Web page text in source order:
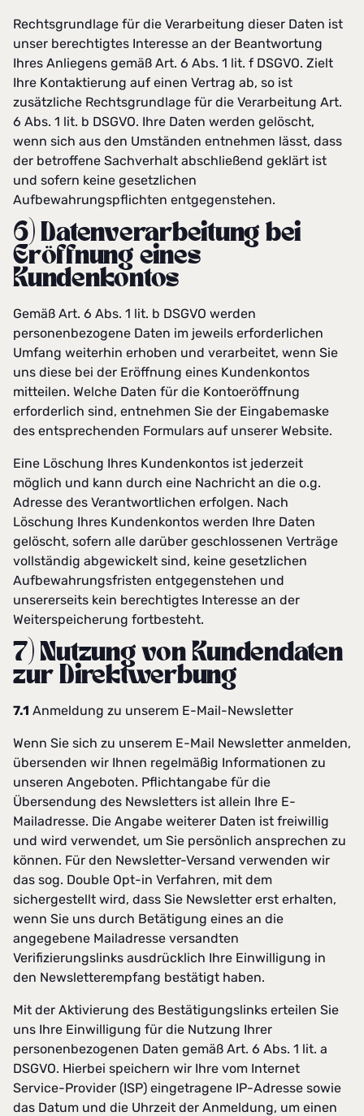
Rechtsgrundlage für die Verarbeitung dieser Daten ist
unser berechtigtes Interesse an der Beantwortung
Ihres Anliegens gemäß Art. 6 Abs. 1 lit. f DSGVO. Zielt
Ihre Kontaktierung auf einen Vertrag ab, so ist
zusätzliche Rechtsgrundlage für die Verarbeitung Art.
6 Abs. 1 lit. b DSGVO. Ihre Daten werden gelöscht,
wenn sich aus den Umständen entnehmen lässt, dass
der betroffene Sachverhalt abschließend geklärt ist
und sofern keine gesetzlichen
Aufbewahrungspflichten entgegenstehen.
6) Datenverarbeitung bei
Eröffnung eines
Kundenkontos
Gemäß Art. 6 Abs. 1 lit. b DSGVO werden
personenbezogene Daten im jeweils erforderlichen
Umfang weiterhin erhoben und verarbeitet, wenn Sie
uns diese bei der Eröffnung eines Kundenkontos
mitteilen. Welche Daten für die Kontoeröffnung
erforderlich sind, entnehmen Sie der Eingabemaske
des entsprechenden Formulars auf unserer Website.
Eine Löschung Ihres Kundenkontos ist jederzeit
möglich und kann durch eine Nachricht an die o.g.
Adresse des Verantwortlichen erfolgen. Nach
Löschung Ihres Kundenkontos werden Ihre Daten
gelöscht, sofern alle darüber geschlossenen Verträge
vollständig abgewickelt sind, keine gesetzlichen
Aufbewahrungsfristen entgegenstehen und
unsererseits kein berechtigtes Interesse an der
Weiterspeicherung fortbesteht.
7) Nutzung von Kundendaten
zur Direktwerbung
7.1 Anmeldung zu unserem E-Mail-Newsletter
Wenn Sie sich zu unserem E-Mail Newsletter anmelden,
übersenden wir Ihnen regelmäßig Informationen zu
unseren Angeboten. Pflichtangabe für die
Übersendung des Newsletters ist allein Ihre E-
Mailadresse. Die Angabe weiterer Daten ist freiwillig
und wird verwendet, um Sie persönlich ansprechen zu
können. Für den Newsletter-Versand verwenden wir
das sog. Double Opt-in Verfahren, mit dem
sichergestellt wird, dass Sie Newsletter erst erhalten,
wenn Sie uns durch Betätigung eines an die
angegebene Mailadresse versandten
Verifizierungslinks ausdrücklich Ihre Einwilligung in
den Newsletterempfang bestätigt haben.
Mit der Aktivierung des Bestätigungslinks erteilen Sie
uns Ihre Einwilligung für die Nutzung Ihrer
personenbezogenen Daten gemäß Art. 6 Abs. 1 lit. a
DSGVO. Hierbei speichern wir Ihre vom Internet
Service-Provider (ISP) eingetragene IP-Adresse sowie
das Datum und die Uhrzeit der Anmeldung, um einen